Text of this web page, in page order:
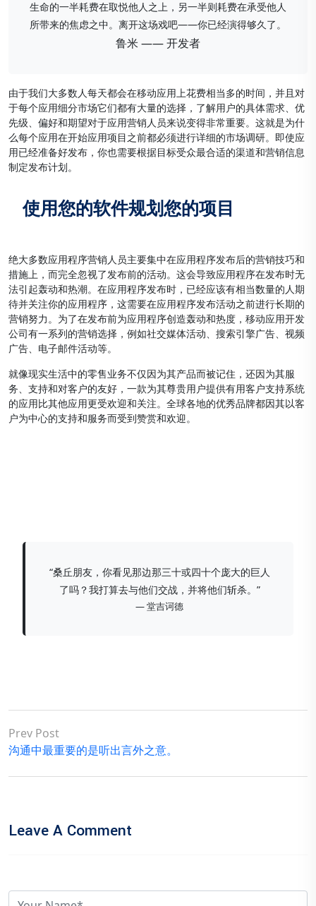
生命的一半耗费在取悦他人之上，另一半则耗费在承受他人
所带来的焦虑之中。离开这场戏吧——你已经演得够久了。
鲁米 —— 开发者
由于我们大多数人每天都会在移动应用上花费相当多的时间，并且对
于每个应用细分市场它们都有大量的选择，了解用户的具体需求、优
先级、偏好和期望对于应用营销人员来说变得非常重要。这就是为什
么每个应用在开始应用项目之前都必须进行详细的市场调研。即使应
用已经准备好发布，你也需要根据目标受众最合适的渠道和营销信息
制定发布计划。
使用您的软件规划您的项目
绝大多数应用程序营销人员主要集中在应用程序发布后的营销技巧和
措施上，而完全忽视了发布前的活动。这会导致应用程序在发布时无
法引起轰动和热潮。在应用程序发布时，已经应该有相当数量的人期
待并关注你的应用程序，这需要在应用程序发布活动之前进行长期的
营销努力。为了在发布前为应用程序创造轰动和热度，移动应用开发
公司有一系列的营销选择，例如社交媒体活动、搜索引擎广告、视频
广告、电子邮件活动等。
就像现实生活中的零售业务不仅因为其产品而被记住，还因为其服
务、支持和对客户的友好，一款为其尊贵用户提供有用客户支持系统
的应用比其他应用更受欢迎和关注。全球各地的优秀品牌都因其以客
户为中心的支持和服务而受到赞赏和欢迎。
“桑丘朋友，你看见那边那三十或四十个庞大的巨人
了吗？我打算去与他们交战，并将他们斩杀。”
— 堂吉诃德
Prev Post
沟通中最重要的是听出言外之意。
Leave A Comment